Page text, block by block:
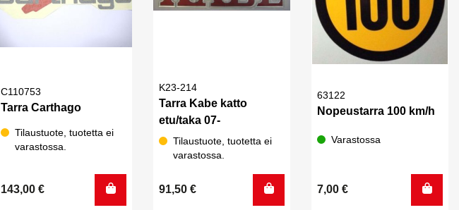
C110753
Tarra Carthago
Tilaustuote, tuotetta ei
varastossa.
143,00 €
K23-214
Tarra Kabe katto
etu/taka 07-
Tilaustuote, tuotetta ei
varastossa.
91,50 €
63122
Nopeustarra 100 km/h
Varastossa
7,00 €